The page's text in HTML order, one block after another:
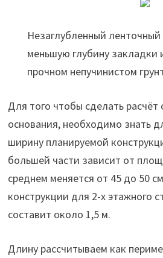
Незаглубленный ленточный
меньшую глубину закладки
прочном непучинистом
Для того чтобы сделать
основания, необходимо знать
ширину планируемой
большей части зависит от
среднем меняется от 45 до 50
конструкции для 2-х этажного
составит около 1,5 м.
Длину рассчитываем как